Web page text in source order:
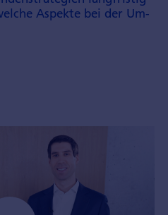
Aspekte bei der Um­